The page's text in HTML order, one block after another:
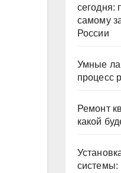
сегодня:
самому
России
Умные
процесс
Ремонт
какой
системы: